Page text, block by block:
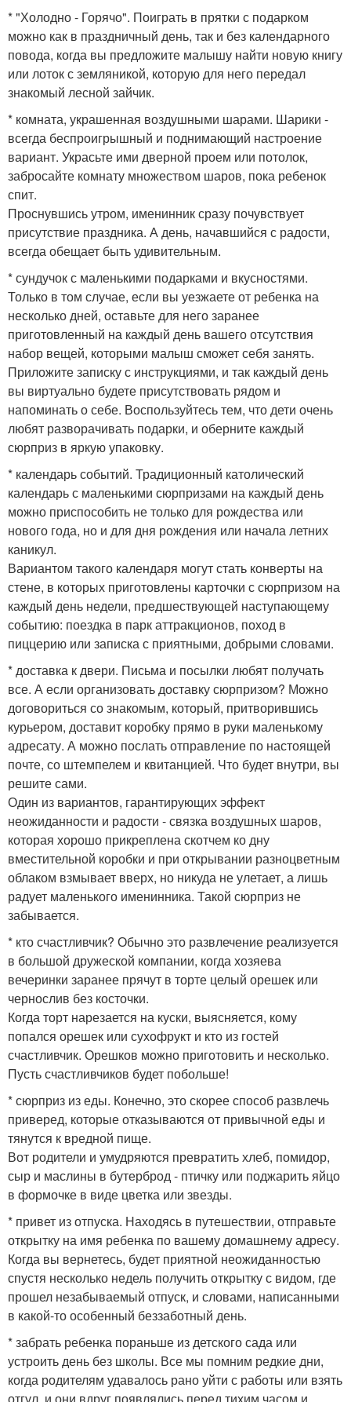
* "Холодно - Горячо". Поиграть в прятки с подарком
можно как в праздничный день, так и без календарного
повода, когда вы предложите малышу найти новую книгу
или лоток с земляникой, которую для него передал
знакомый лесной зайчик.
* комната, украшенная воздушными шарами. Шарики -
всегда беспроигрышный и поднимающий настроение
вариант. Украсьте ими дверной проем или потолок,
забросайте комнату множеством шаров, пока ребенок
спит.
Проснувшись утром, именинник сразу почувствует
присутствие праздника. А день, начавшийся с радости,
всегда обещает быть удивительным.
* сундучок с маленькими подарками и вкусностями.
Только в том случае, если вы уезжаете от ребенка на
несколько дней, оставьте для него заранее
приготовленный на каждый день вашего отсутствия
набор вещей, которыми малыш сможет себя занять.
Приложите записку с инструкциями, и так каждый день
вы виртуально будете присутствовать рядом и
напоминать о себе. Воспользуйтесь тем, что дети очень
любят разворачивать подарки, и оберните каждый
сюрприз в яркую упаковку.
* календарь событий. Традиционный католический
календарь с маленькими сюрпризами на каждый день
можно приспособить не только для рождества или
нового года, но и для дня рождения или начала летних
каникул.
Вариантом такого календаря могут стать конверты на
стене, в которых приготовлены карточки с сюрпризом на
каждый день недели, предшествующей наступающему
событию: поездка в парк аттракционов, поход в
пиццерию или записка с приятными, добрыми словами.
* доставка к двери. Письма и посылки любят получать
все. А если организовать доставку сюрпризом? Можно
договориться со знакомым, который, притворившись
курьером, доставит коробку прямо в руки маленькому
адресату. А можно послать отправление по настоящей
почте, со штемпелем и квитанцией. Что будет внутри, вы
решите сами.
Один из вариантов, гарантирующих эффект
неожиданности и радости - связка воздушных шаров,
которая хорошо прикреплена скотчем ко дну
вместительной коробки и при открывании разноцветным
облаком взмывает вверх, но никуда не улетает, а лишь
радует маленького именинника. Такой сюрприз не
забывается.
* кто счастливчик? Обычно это развлечение реализуется
в большой дружеской компании, когда хозяева
вечеринки заранее прячут в торте целый орешек или
чернослив без косточки.
Когда торт нарезается на куски, выясняется, кому
попался орешек или сухофрукт и кто из гостей
счастливчик. Орешков можно приготовить и несколько.
Пусть счастливчиков будет побольше!
* сюрприз из еды. Конечно, это скорее способ развлечь
приверед, которые отказываются от привычной еды и
тянутся к вредной пище.
Вот родители и умудряются превратить хлеб, помидор,
сыр и маслины в бутерброд - птичку или поджарить яйцо
в формочке в виде цветка или звезды.
* привет из отпуска. Находясь в путешествии, отправьте
открытку на имя ребенка по вашему домашнему адресу.
Когда вы вернетесь, будет приятной неожиданностью
спустя несколько недель получить открытку с видом, где
прошел незабываемый отпуск, и словами, написанными
в какой-то особенный беззаботный день.
* забрать ребенка пораньше из детского сада или
устроить день без школы. Все мы помним редкие дни,
когда родителям удавалось рано уйти с работы или взять
отгул, и они вдруг появлялись перед тихим часом и